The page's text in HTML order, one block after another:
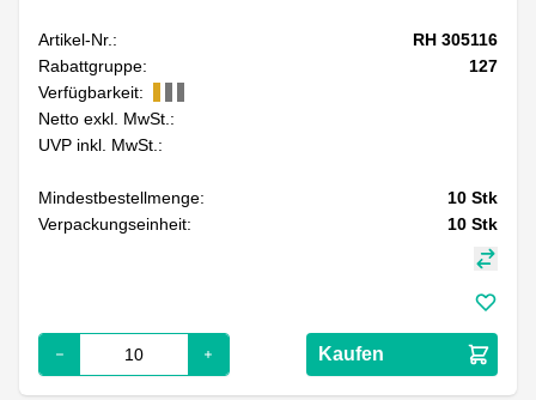
Artikel-Nr.:
RH 305116
Rabattgruppe:
127
Verfügbarkeit:
Netto exkl. MwSt.:
UVP inkl. MwSt.:
Mindestbestellmenge: 10 Stk
Verpackungseinheit:
10 Stk
Kaufen